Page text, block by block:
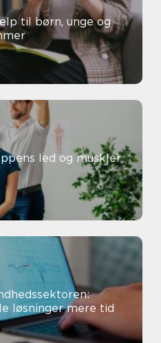
led og muskler
løsninger mere tid